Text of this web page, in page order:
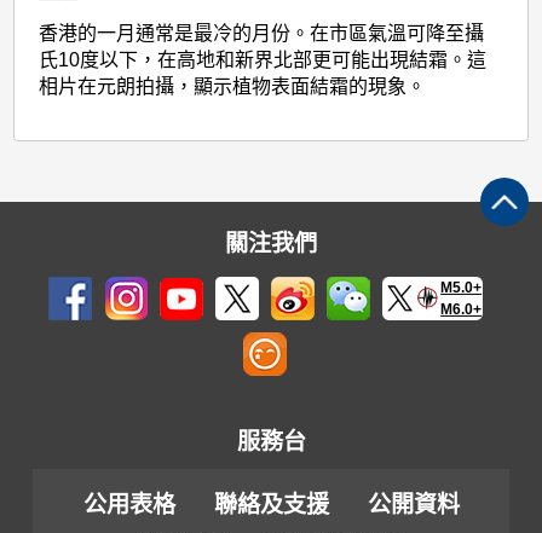
香港的一月通常是最冷的月份。在市區氣溫可降至攝
氏10度以下，在高地和新界北部更可能出現結霜。這
相片在元朗拍攝，顯示植物表面結霜的現象。
關注我們
M5.0+
M6.0+
服務台
公用表格 聯絡及支援
公開資料